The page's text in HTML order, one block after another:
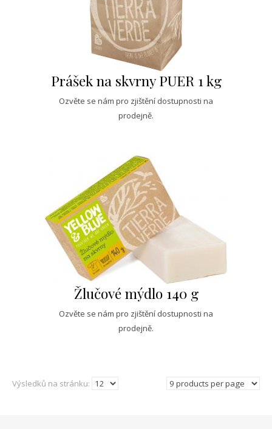
Prášek na skvrny PUER 1 kg
Ozvěte se nám pro zjištění dostupnosti na
prodejně.
Žlučové mýdlo 140 g
Ozvěte se nám pro zjištění dostupnosti na
prodejně.
Výsledků na stránku: